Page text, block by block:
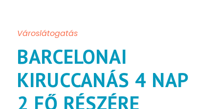
Városlátogatás
BARCELONAI
KIRUCCANÁS 4 NAP
2 FŐ RÉSZÉRE